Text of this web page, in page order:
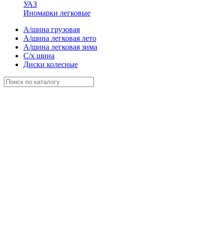
УАЗ
Иномарки легковые
А/шина грузовая
А/шина легковая лето
А/шина легковая зима
С/х шина
Диски колесные